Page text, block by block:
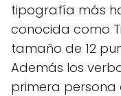
tipografía más
conocida como
tamaño de 12
Además los
primera persona